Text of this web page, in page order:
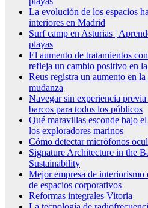
La evolución de los espacios
interiores en Madrid
Surf camp en Asturias |
playas
El aumento de tratamientos
refleja un cambio positivo en
Reus registra un aumento en
mudanza
Navegar sin experiencia
barcos para todos los públicos
Qué maravillas esconde bajo
los exploradores marinos
Cómo detectar micrófonos
Signature Architecture in the
Sustainability
Mejor empresa de
de espacios corporativos
Reformas integrales Vitoria